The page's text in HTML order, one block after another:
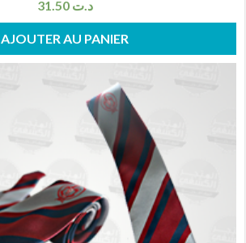
31.50 د.ت
AJOUTER AU PANIER